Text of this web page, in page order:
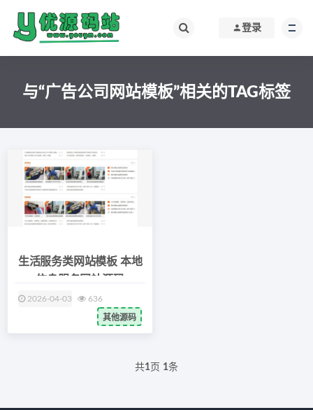
登录
与“广告公司网站模板”相关的TAG标签
生活服务类网站模板 本地
2026-04-03 636
其他源码
共1 页 1条